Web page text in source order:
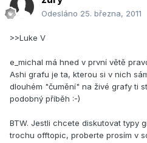
Odesláno 25. března, 2011
>>Luke V
e_michal má hned v první větě
Ashi grafu je ta, kterou si v nich
dlouhém "čumění" na živé grafy ti
podobný příběh :-)
BTW. Jestli chcete diskutovat typy
trochu offtopic, proberte prosím v